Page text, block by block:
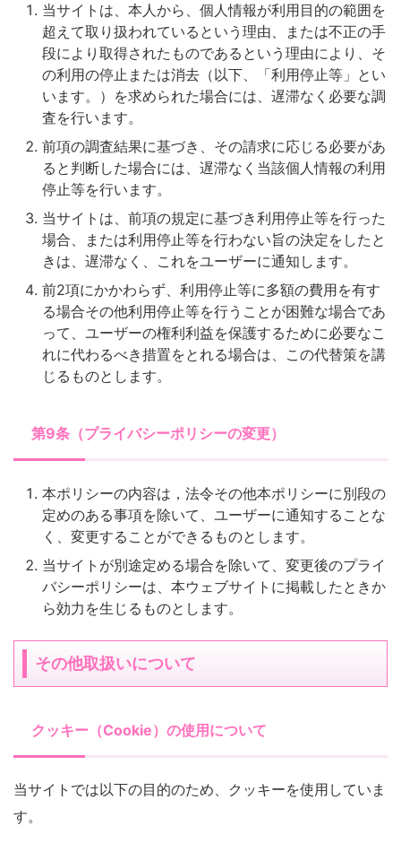
当サイトは、本人から、個人情報が利用目的の範囲を
超えて取り扱われているという理由、または不正の手
段により取得されたものであるという理由により、そ
の利用の停止または消去（以下、「利用停止等」とい
います。）を求められた場合には、遅滞なく必要な調
査を行います。
前項の調査結果に基づき、その請求に応じる必要があ
ると判断した場合には、遅滞なく当該個人情報の利用
停止等を行います。
当サイトは、前項の規定に基づき利用停止等を行った
場合、または利用停止等を行わない旨の決定をしたと
きは、遅滞なく、これをユーザーに通知します。
前2項にかかわらず、利用停止等に多額の費用を有す
る場合その他利用停止等を行うことが困難な場合であ
って、ユーザーの権利利益を保護するために必要なこ
れに代わるべき措置をとれる場合は、この代替策を講
じるものとします。
第9条（プライバシーポリシーの変更）
本ポリシーの内容は，法令その他本ポリシーに別段の
定めのある事項を除いて、ユーザーに通知することな
く、変更することができるものとします。
当サイトが別途定める場合を除いて、変更後のプライ
バシーポリシーは、本ウェブサイトに掲載したときか
ら効力を生じるものとします。
その他取扱いについて
クッキー（Cookie）の使用について
当サイトでは以下の目的のため、クッキーを使用していま
す。